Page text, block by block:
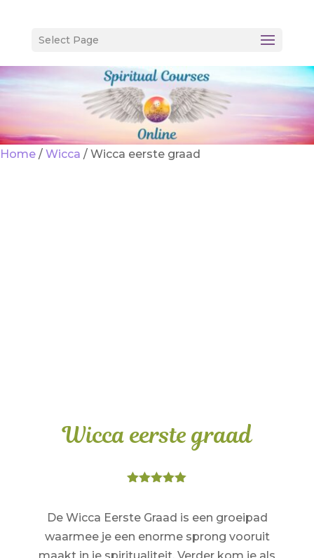
Select Page
Home / Wicca / Wicca eerste graad
Wicca eerste graad
gebaseerd
klantbeoordel
ing
De Wicca Eerste Graad is een groeipad
waarmee je een enorme sprong vooruit